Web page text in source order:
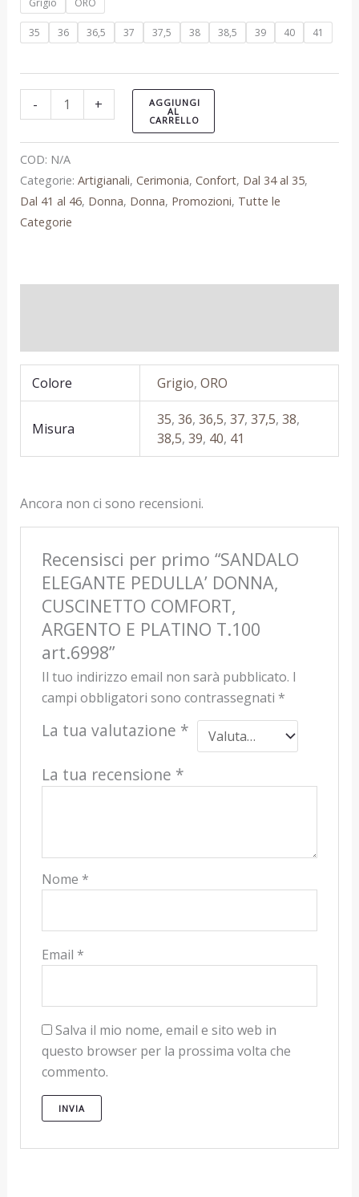
Grigio ORO
35 36 36,5 37 37,5 38 38,5 39 40 41
- + AGGIUNGI
AL
CARRELLO
COD: N/A
Categorie: Artigianali, Cerimonia, Confort, Dal 34 al 35,
Dal 41 al 46, Donna, Donna, Promozioni, Tutte le
Categorie
Colore Grigio,ORO
Misura
35,36,36,5,37,37,5,38,
38,5,39, 40, 41
Ancora non ci sono recensioni.
Recensisci per primo “SANDALO
ELEGANTE PEDULLA’ DONNA,
CUSCINETTO COMFORT,
ARGENTO E PLATINO T.100
art.6998”
Il tuo indirizzo email non sarà pubblicato. I
campi obbligatori sono contrassegnati *
La tua valutazione *
La tua recensione *
Nome *
Email *
Salva il mio nome, email e sito web in
questo browser per la prossima volta che
commento.